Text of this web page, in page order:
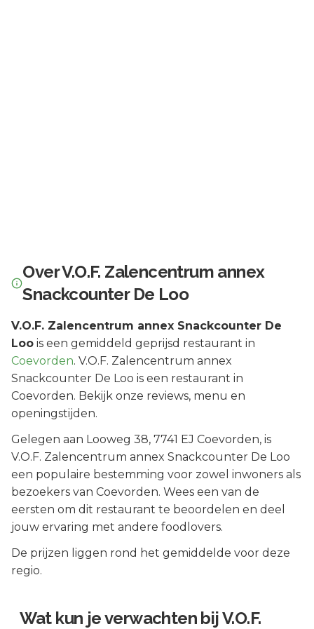
OverV.O.F. Zalencentrum annex
Snackcounter De Loo
V.O.F. Zalencentrum annex Snackcounter De
Loo is een gemiddeld geprijsd restaurant in
Coevorden. V.O.F. Zalencentrum annex
Snackcounter De Loo is een restaurant in
Coevorden. Bekijk onze reviews, menu en
openingstijden.
Gelegen aan Looweg 38, 7741 EJ Coevorden, is
V.O.F. Zalencentrum annex Snackcounter De Loo
een populaire bestemming voor zowel inwoners als
bezoekers van Coevorden. Wees een van de
eersten om dit restaurant te beoordelen en deel
jouw ervaring met andere foodlovers.
De prijzen liggen rond het gemiddelde voor deze
regio.
Wat kun je verwachten bijV.O.F.